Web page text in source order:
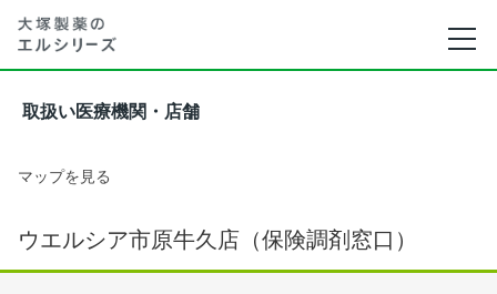
取扱い医療機関・店舗
マップを見る
ウエルシア市原牛久店（保険調剤窓口）